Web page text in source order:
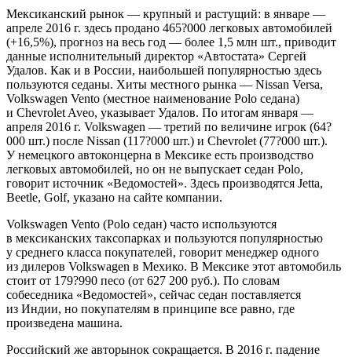
Мексиканский рынок — крупный и растущий: в январе —
апреле 2016 г. здесь продано 465?000 легковых автомобилей
(+16,5%), прогноз на весь год — более 1,5 млн шт., приводит
данные исполнительный директор «Автостата» Сергей
Удалов. Как и в России, наибольшей популярностью здесь
пользуются седаны. Хиты местного рынка — Nissan Versa,
Volkswagen Vento (местное наименование Polo седана)
и Chevrolet Aveo, указывает Удалов. По итогам января —
апреля 2016 г. Volkswagen — третий по величине игрок (64?
000 шт.) после Nissan (117?000 шт.) и Chevrolet (77?000 шт.).
У немецкого автоконцерна в Мексике есть производство
легковых автомобилей, но он не выпускает седан Polo,
говорит источник «Ведомостей». Здесь производятся Jetta,
Beetle, Golf, указано на сайте компании.
Volkswagen Vento (Polo седан) часто используются
в мексиканских таксопарках и пользуются популярностью
у среднего класса покупателей, говорит менеджер одного
из дилеров Volkswagen в Мехико. В Мексике этот автомобиль
стоит от 179?990 песо (от 627 200 руб.). По словам
собеседника «Ведомостей», сейчас седан поставляется
из Индии, но покупателям в принципе все равно, где
произведена машина.
Российский же авторынок сокращается. В 2016 г. падение